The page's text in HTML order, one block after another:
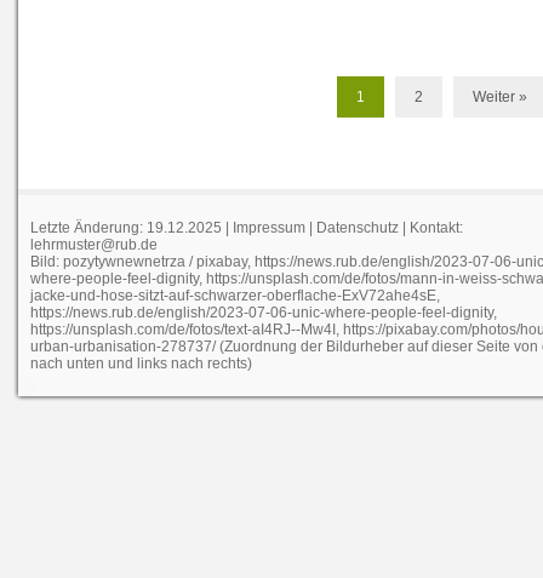
1 2 Weiter »
Letzte Änderung: 19.12.2025 | Impressum | Datenschutz | Kontakt:
lehrmuster@rub.de
Bild: pozytywnewnetrza / pixabay, https://news.rub.de/english/2023-07-06-
where-people-feel-dignity, https://unsplash.com/de/fotos/mann-in-weiss-
jacke-und-hose-sitzt-auf-schwarzer-oberflache-ExV72ahe4sE,
https://news.rub.de/english/2023-07-06-unic-where-people-feel-dignity,
https://unsplash.com/de/fotos/text-aI4RJ--Mw4I, https://pixabay.com/photos/
urban-urbanisation-278737/ (Zuordnung der Bildurheber auf dieser Seite von
nach unten und links nach rechts)